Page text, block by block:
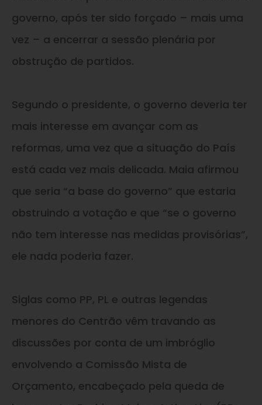
governo, após ter sido forçado – mais uma
vez – a encerrar a sessão plenária por
obstrução de partidos.
Segundo o presidente, o governo deveria ter
mais interesse em avançar com as
reformas, uma vez que a situação do País
está cada vez mais delicada. Maia afirmou
que seria “a base do governo” que estaria
obstruindo a votação e que “se o governo
não tem interesse nas medidas provisórias”,
ele nada poderia fazer.
Siglas como PP, PL e outras legendas
menores do Centrão vêm travando as
discussões por conta de um imbróglio
envolvendo a Comissão Mista de
Orçamento, encabeçado pela queda de